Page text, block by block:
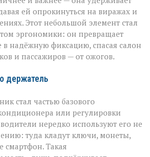
ей опрокинуться на виражах и
Этот небольшой элемент стал
эргономики: он превращает
в надёжную фиксацию, спасая салон
и пассажиров — от ожогов.
держатель
стал частью базового
или регулировки
нередко используют его не
туда кладут ключи, монеты,
Такая